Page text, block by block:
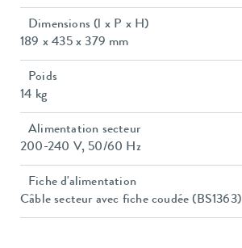
Dimensions (l x P x H)
189 x 435 x 379 mm
Poids
14 kg
Alimentation secteur
200-240 V, 50/60 Hz
Fiche d'alimentation
Câble secteur avec fiche coudée (BS1363)